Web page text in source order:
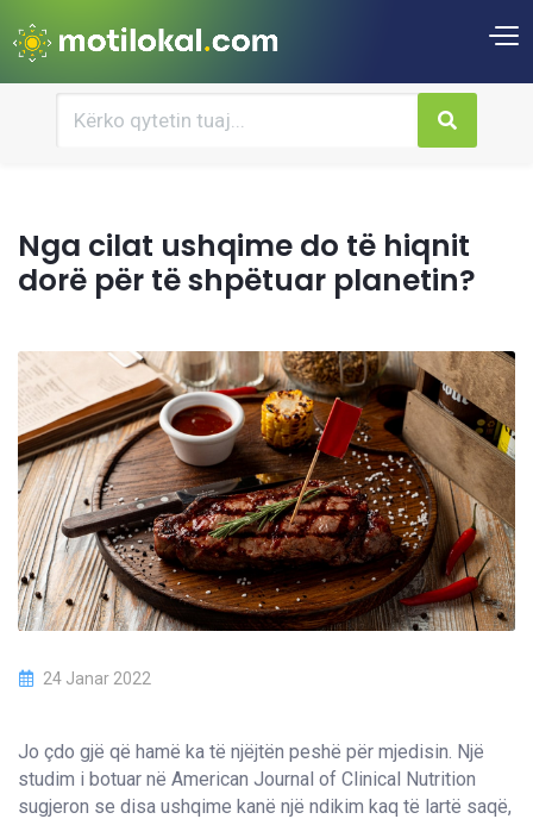
Nga cilat ushqime do të hiqnit
dorë për të shpëtuar planetin?
24 Janar 2022
Jo çdo gjë që hamë ka të njëjtën peshë për mjedisin. Një
studim i botuar në American Journal of Clinical Nutrition
sugjeron se disa ushqime kanë një ndikim kaq të lartë saqë,